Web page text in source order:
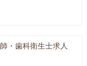
・歯科衛生士求人